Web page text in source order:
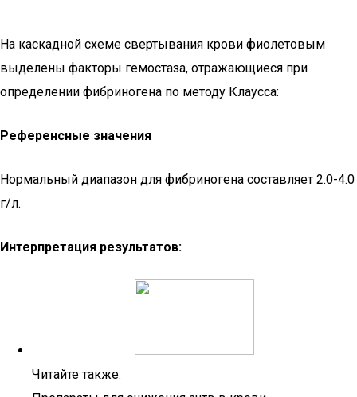
На каскадной схеме свертывания крови фиолетовым
выделены факторы гемостаза, отражающиеся при
определении фибриногена по методу Клаусса:
Референсные значения
Нормальный диапазон для фибриногена составляет 2.0-4.0
г/л.
Интерпретация результатов:
Читайте также: